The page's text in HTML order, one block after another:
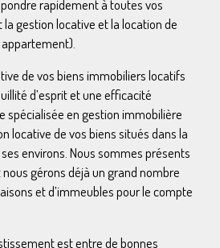
rapidement à toutes vos
gestion locative et la location de
de vos biens immobiliers locatifs
d’esprit et une efficacité
spécialisée en gestion immobilière
locative de vos biens situés dans la
environs. Nous sommes présents
gérons déjà un grand nombre
et d’immeubles pour le compte
est entre de bonnes